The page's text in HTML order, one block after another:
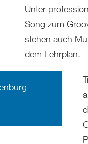
Unter
Song zum
stehen auch
dem Lehrplan.